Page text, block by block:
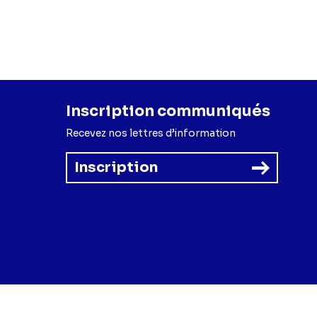
Inscription communiqués
Recevez nos lettres d’information
Inscription